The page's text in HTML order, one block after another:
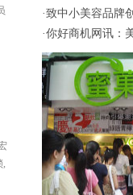
,
·致中小美容品牌
·你好商机网讯：
闫女士
我想加盟贵
李女士
我想加盟贵
唐先生
我想加盟贵
伊女士
我想加盟贵
黎女士
我想加盟